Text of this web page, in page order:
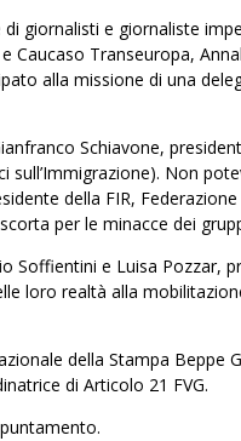
giornalisti e giornaliste
Caucaso Transeuropa,
alla missione di una
Schiavone,
sull’Immigrazione). Non
della FIR,
per le minacce dei
e Luisa Pozzar,
loro realtà alla
della Stampa
di Articolo 21 FVG.